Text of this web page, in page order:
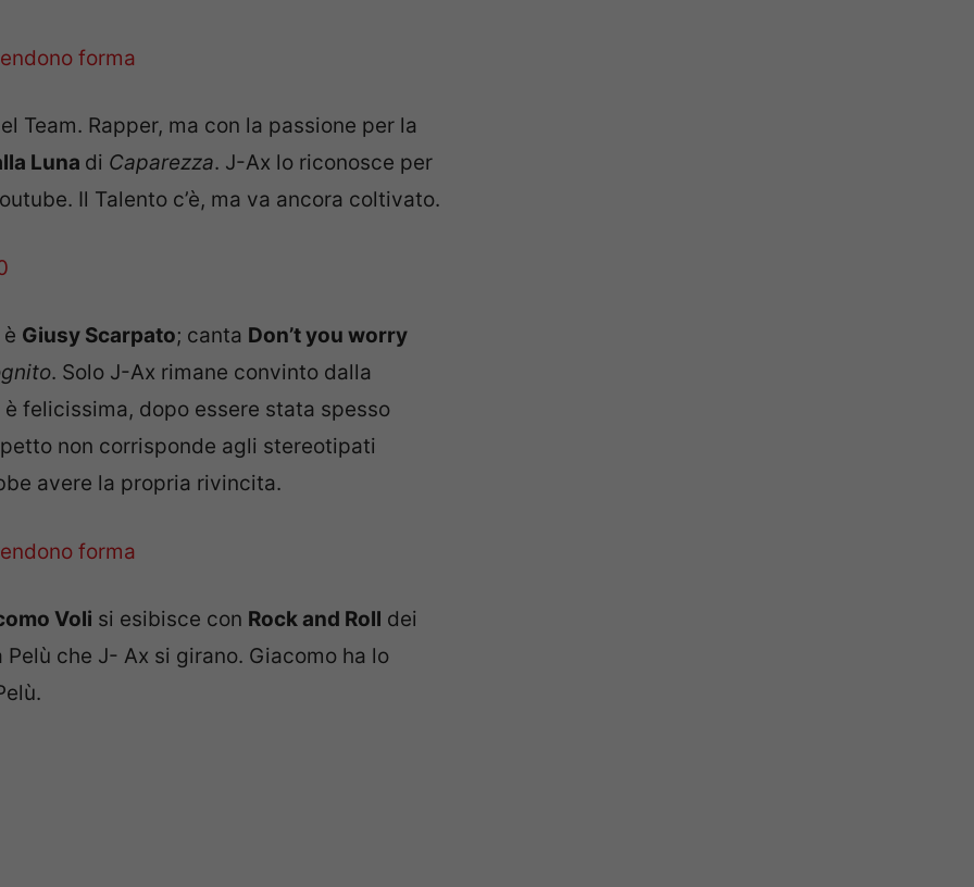
Team. Rapper, ma con la passione per la
Luna di Caparezza. J-Ax lo riconosce per
Il Talento c’è, ma va ancora coltivato.
Giusy Scarpato; canta Don’t you worry
. Solo J-Ax rimane convinto dalla
felicissima, dopo essere stata spesso
non corrisponde agli stereotipati
avere la propria rivincita.
Voli si esibisce con Rock and Roll dei
che J- Ax si girano. Giacomo ha lo